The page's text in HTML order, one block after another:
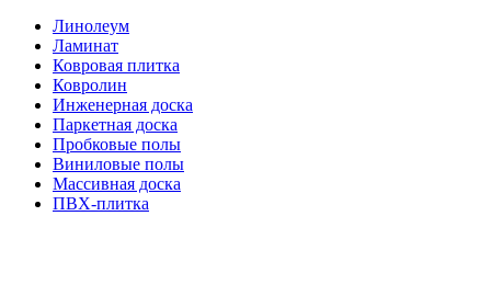
Линолеум
Ламинат
Ковровая плитка
Ковролин
Инженерная доска
Паркетная доска
Пробковые полы
Виниловые полы
Массивная доска
ПВХ-плитка